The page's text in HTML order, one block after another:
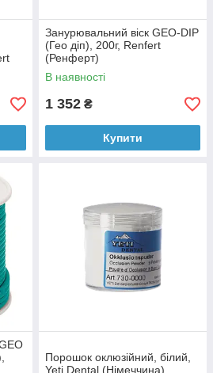
Занурювальний віск GEO-DIP
(Гео діп), 200г, Renfert
(Ренферт)
В наявності
1 352 ₴
Купити
Порошок оклюзійний, білий,
Yeti Dental (Німеччина)